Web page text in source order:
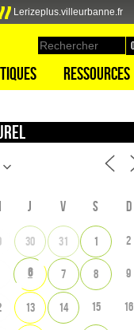
Lerizeplus.villeurbanne.fr
Ressources
J V S D
30 31 1 2
6 7 8 9
13 14 15 16